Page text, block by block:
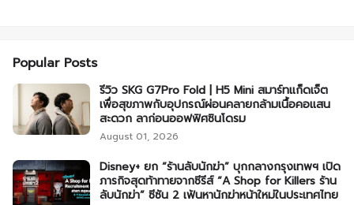
Popular Posts
รีวิว SKG G7Pro Fold | H5 Mini สมาร์ทแก็ดเจ็ต
เพื่อสุขภาพกับอุปกรณ์ผ่อนคลายกล้ามเนื้อคอแสน
สะดวก ลาก่อนออฟฟิศซินโดรม
August 01, 2026
Disney+ ยก “ร้านลับนักฆ่า” บุกกลางกรุงเทพฯ เปิด
ภารกิจสุดท้าทายจากซีรีส์ “A Shop for Killers ร้าน
ลับนักฆ่า” ซีซัน 2 เฟ้นหานักฆ่าหน้าใหม่ในประเทศไทย